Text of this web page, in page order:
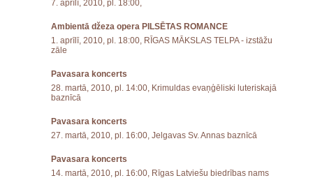
7. aprīlī, 2010, pl. 18:00,
Ambientā džeza opera PILSĒTAS ROMANCE
1. aprīlī, 2010, pl. 18:00, RĪGAS MĀKSLAS TELPA - izstāžu
zāle
Pavasara koncerts
28. martā, 2010, pl. 14:00, Krimuldas evaņģēliski luteriskajā
baznīcā
Pavasara koncerts
27. martā, 2010, pl. 16:00, Jelgavas Sv. Annas baznīcā
Pavasara koncerts
14. martā, 2010, pl. 16:00, Rīgas Latviešu biedrības nams